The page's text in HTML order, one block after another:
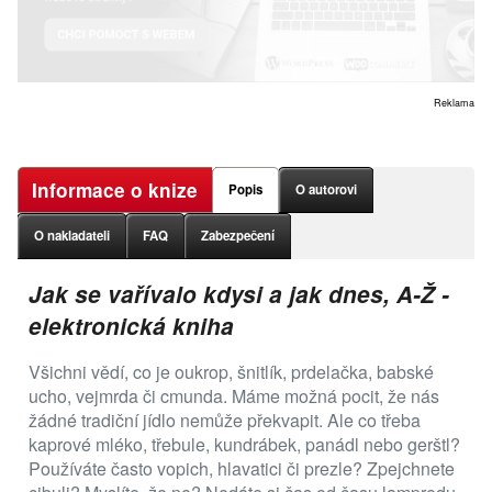
Reklama
Informace o knize Popis O autorovi
O nakladateli FAQ Zabezpečení
Jak se vařívalo kdysi a jak dnes, A-Ž -
elektronická kniha
Všichni vědí, co je oukrop, šnitlík, prdelačka, babské
ucho, vejmrda či cmunda. Máme možná pocit, že nás
žádné tradiční jídlo nemůže překvapit. Ale co třeba
kaprové mléko, třebule, kundrábek, panádl nebo gerštl?
Používáte často vopich, hlavatici či prezle? Zpejchnete